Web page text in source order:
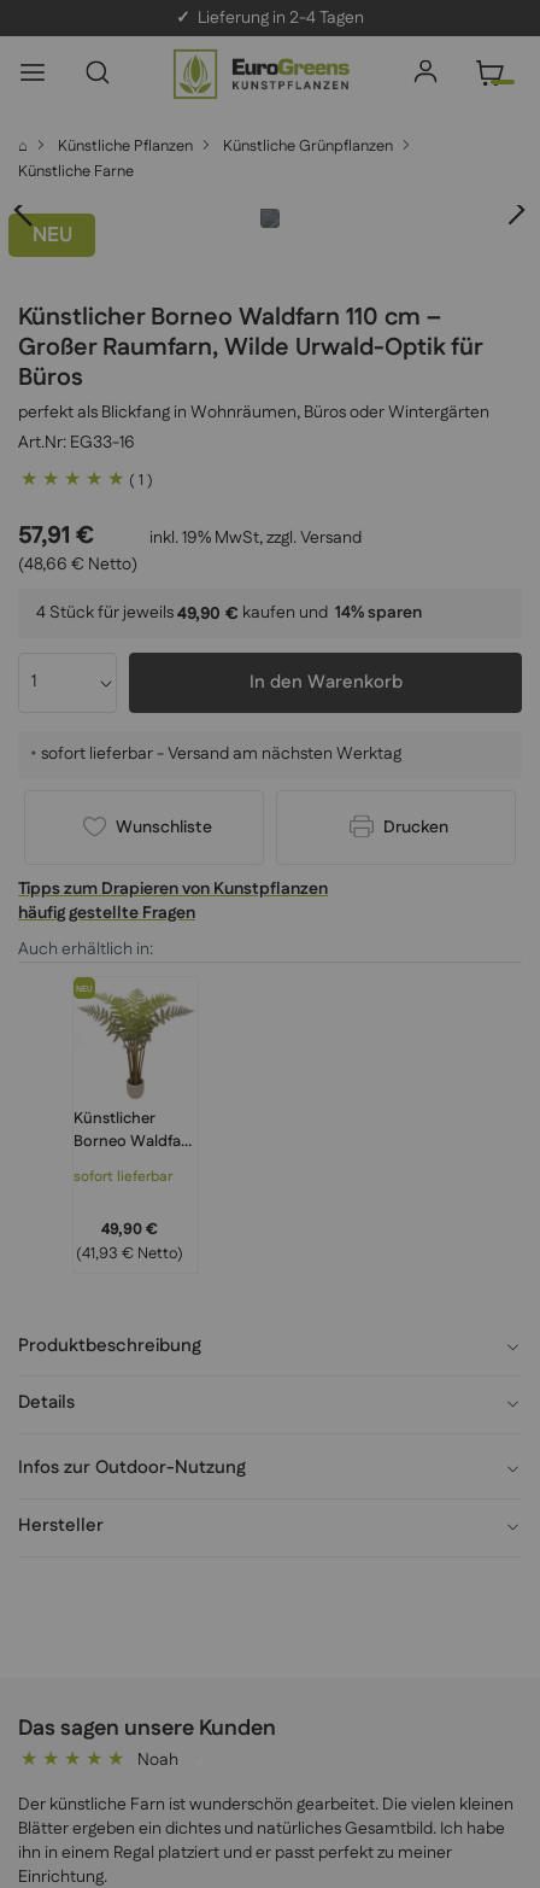
✓ Lieferung in 2-4 Tagen
⌂ Künstliche Pflanzen
Künstliche Grünpflanzen
Künstliche Farne
NEU
Künstlicher Borneo Waldfarn 110 cm –
Großer Raumfarn, Wilde Urwald-Optik für
Büros
perfekt als Blickfang in Wohnräumen, Büros oder Wintergärten
EG33-16
Bewertung:
( 1 )
57,91 €
(48,66 € Netto)
inkl. 19% MwSt, zzgl.Versand
4 Stück für jeweils49,90 € kaufen und 14% sparen
In den Warenkorb
• sofort lieferbar - Versand am nächsten Werktag
Wunschliste Drucken
Tipps zum Drapieren von Kunstpflanzen
häufig gestellte Fragen
Auch erhältlich in:
NEU
Künstlicher
Borneo Waldfarn
Raumfarn, Wilde
Büros
sofort lieferbar
49,90 €
(41,93 € Netto)
Produktbeschreibung
Details
Infos zur Outdoor-Nutzung
Hersteller
Das sagen unsere Kunden
Noah
Der künstliche Farn ist wunderschön gearbeitet. Die vielen kleinen
Blätter ergeben ein dichtes und natürliches Gesamtbild. Ich habe
ihn in einem Regal platziert und er passt perfekt zu meiner
Einrichtung.